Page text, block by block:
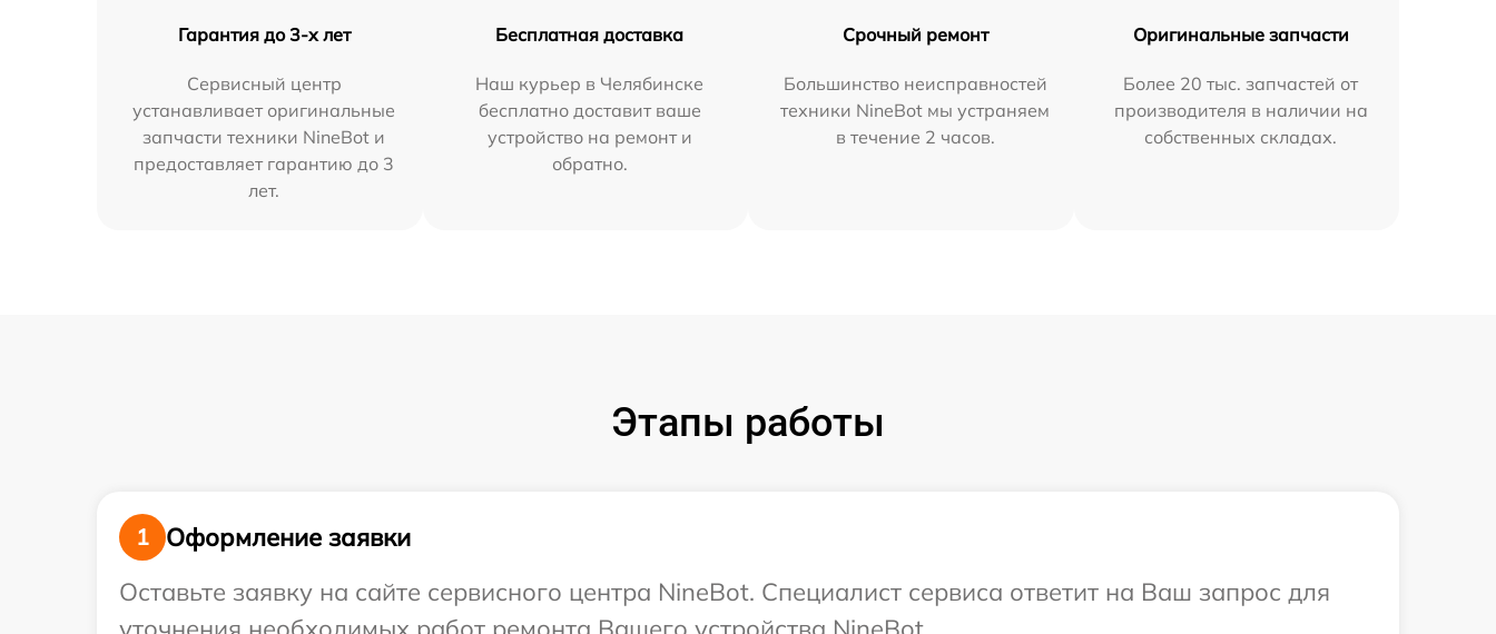
Гарантия до 3-х лет
Сервисный центр
устанавливает оригинальные
запчасти техники NineBot и
предоставляет гарантию до 3
лет.
Бесплатная доставка
Наш курьер в Челябинске
бесплатно доставит ваше
устройство на ремонт и
обратно.
Срочный ремонт
Большинство неисправностей
техники NineBot мы устраняем
в течение 2 часов.
Оригинальные запчасти
Более 20 тыс. запчастей от
производителя в наличии на
собственных складах.
Этапы работы
1
Оформление заявки
Оставьте заявку на сайте сервисного центра NineBot. Специалист сервиса ответит на Ваш запрос для